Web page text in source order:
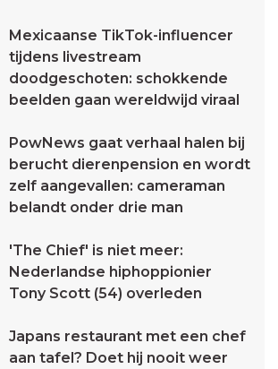
Mexicaanse TikTok-influencer
tijdens livestream
doodgeschoten: schokkende
beelden gaan wereldwijd viraal
PowNews gaat verhaal halen bij
berucht dierenpension en wordt
zelf aangevallen: cameraman
belandt onder drie man
'The Chief' is niet meer:
Nederlandse hiphoppionier
Tony Scott (54) overleden
Japans restaurant met een chef
aan tafel? Doet hij nooit weer